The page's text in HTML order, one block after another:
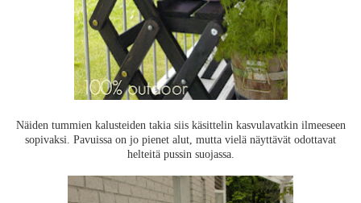
Näiden tummien kalusteiden takia siis käsittelin kasvulavatkin ilmeeseen
sopivaksi. Pavuissa on jo pienet alut, mutta vielä näyttävät odottavat
helteitä pussin suojassa.